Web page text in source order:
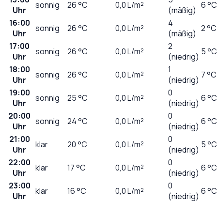
Uhr
sonnig 26°C 0,0L/m²
(mäßig) 6 °C
16:00
Uhr
sonnig 26°C 0,0L/m²
4
(mäßig) 2 °C
17:00
Uhr
sonnig 26°C 0,0L/m²
2
(niedrig) 5 °C
18:00
Uhr
sonnig 26°C 0,0L/m²
1
(niedrig) 7 °C
19:00
Uhr
sonnig 25°C 0,0L/m²
0
(niedrig) 6 °C
20:00
Uhr
sonnig 24°C 0,0L/m²
0
(niedrig) 6 °C
21:00
Uhr
klar 20°C 0,0L/m²
0
(niedrig) 5 °C
22:00
Uhr
klar 17°C 0,0L/m²
0
(niedrig) 6 °C
23:00
Uhr
klar 16°C 0,0L/m²
0
(niedrig) 6 °C